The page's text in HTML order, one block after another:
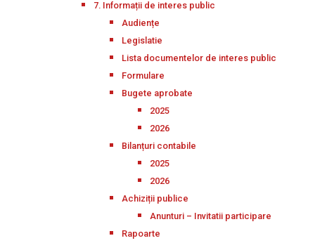
7. Informații de interes public
Audiențe
Legislatie
Lista documentelor de interes public
Formulare
Bugete aprobate
2025
2026
Bilanțuri contabile
2025
2026
Achiziții publice
Anunturi – Invitatii participare
Rapoarte